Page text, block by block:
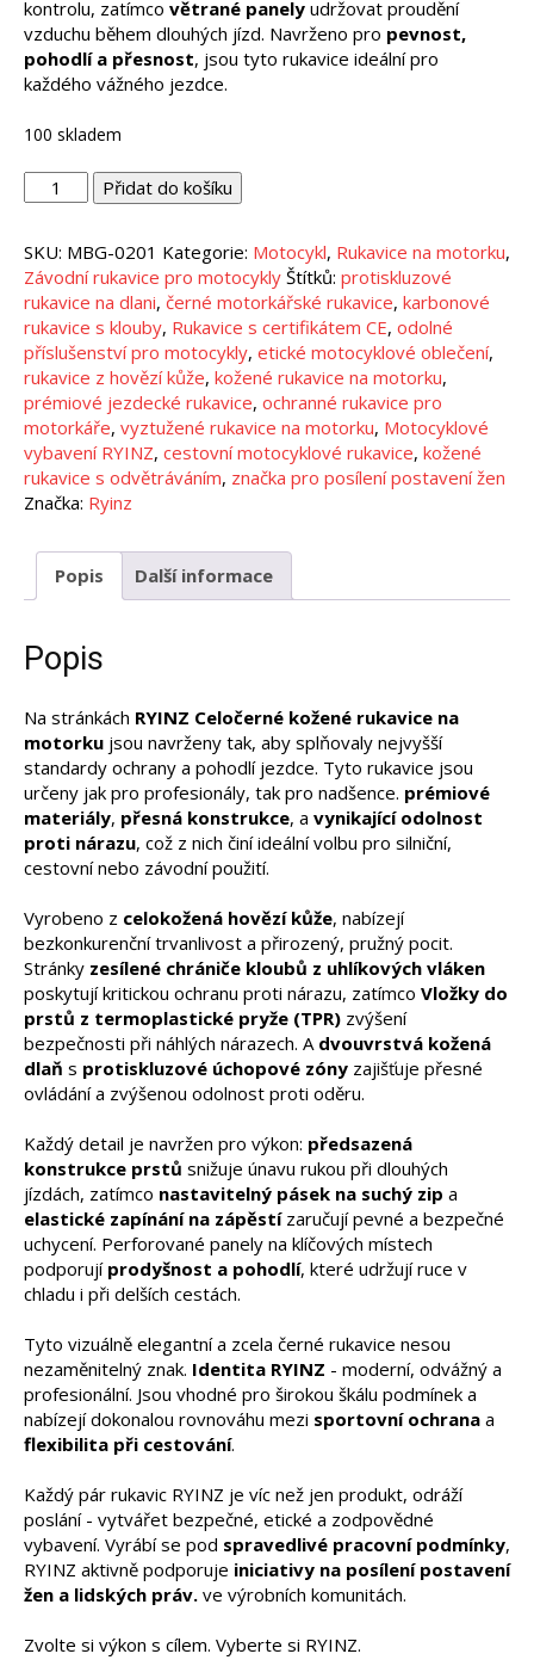
Týden Ryinz
Časopis PRO
kontrolu, zatímco větrané panely udržovat proudění
vzduchu během dlouhých jízd. Navrženo pro pevnost,
pohodlí a přesnost, jsou tyto rukavice ideální pro
každého vážného jezdce.
100 skladem
RYINZ
Full
Leather
Motorcycle
Gloves
–
CE
Certified,
Carbon
Knuckle
Protection
&
Touring
množství
Přidat do košíku
SKU: MBG-0201 Kategorie: Motocykl, Rukavice na motorku,
Závodní rukavice pro motocykly Štítků: protiskluzové
rukavice na dlani, černé motorkářské rukavice, karbonové
rukavice s klouby, Rukavice s certifikátem CE, odolné
příslušenství pro motocykly, etické motocyklové oblečení,
rukavice z hovězí kůže, kožené rukavice na motorku,
prémiové jezdecké rukavice, ochranné rukavice pro
motorkáře, vyztužené rukavice na motorku, Motocyklové
vybavení RYINZ, cestovní motocyklové rukavice, kožené
rukavice s odvětráváním, značka pro posílení postavení žen
Značka: Ryinz
Popis Další informace
Popis
Na stránkách RYINZ Celočerné kožené rukavice na
motorku jsou navrženy tak, aby splňovaly nejvyšší
standardy ochrany a pohodlí jezdce. Tyto rukavice jsou
určeny jak pro profesionály, tak pro nadšence. prémiové
materiály, přesná konstrukce, a vynikající odolnost
proti nárazu, což z nich činí ideální volbu pro silniční,
cestovní nebo závodní použití.
Vyrobeno z celokožená hovězí kůže, nabízejí
bezkonkurenční trvanlivost a přirozený, pružný pocit.
Stránky zesílené chrániče kloubů z uhlíkových vláken
poskytují kritickou ochranu proti nárazu, zatímco Vložky do
prstů z termoplastické pryže (TPR) zvýšení
bezpečnosti při náhlých nárazech. A dvouvrstvá kožená
dlaň s protiskluzové úchopové zóny zajišťuje přesné
ovládání a zvýšenou odolnost proti oděru.
Každý detail je navržen pro výkon: předsazená
konstrukce prstů snižuje únavu rukou při dlouhých
jízdách, zatímco nastavitelný pásek na suchý zip a
elastické zapínání na zápěstízaručují pevné a bezpečné
uchycení. Perforované panely na klíčových místech
podporují prodyšnost a pohodlí, které udržují ruce v
chladu i při delších cestách.
Tyto vizuálně elegantní a zcela černé rukavice nesou
nezaměnitelný znak. Identita RYINZ - moderní, odvážný a
profesionální. Jsou vhodné pro širokou škálu podmínek a
nabízejí dokonalou rovnováhu mezi sportovní ochrana a
flexibilita při cestování.
Každý pár rukavic RYINZ je víc než jen produkt, odráží
poslání - vytvářet bezpečné, etické a zodpovědné
vybavení. Vyrábí se pod spravedlivé pracovní podmínky,
RYINZ aktivně podporuje iniciativy na posílení postavení
žen a lidských práv. ve výrobních komunitách.
Zvolte si výkon s cílem. Vyberte si RYINZ.